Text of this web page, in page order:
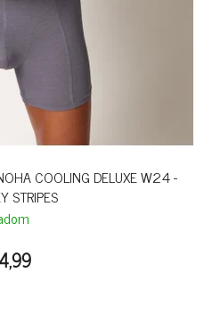
COOLING DELUXE W24 -
STRIPES